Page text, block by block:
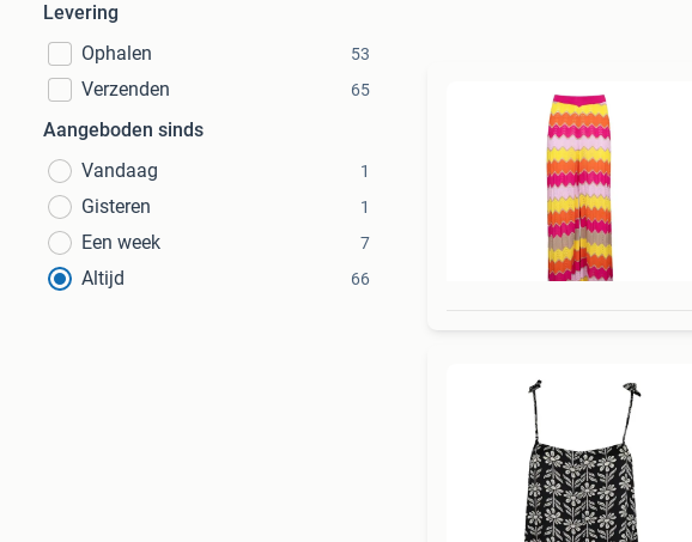
Levering
Ophalen
53
Verzenden 65
Aangeboden sinds
Vandaag
1
Gisteren 1
Een week 7
Altijd 66